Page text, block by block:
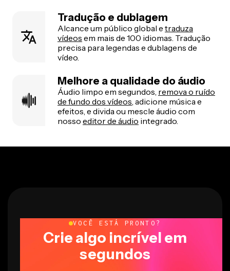
Tradução e dublagem
Alcance um público global e traduza
vídeos em mais de 100 idiomas. Tradução
precisa para legendas e dublagens de
vídeo.
Melhore a qualidade do áudio
Áudio limpo em segundos, remova o ruído
de fundo dos vídeos, adicione música e
efeitos, e divida ou mescle áudio com
nosso editor de áudio integrado.
VOCÊ ESTÁ PRONTO?
Crie algo incrível em
segundos